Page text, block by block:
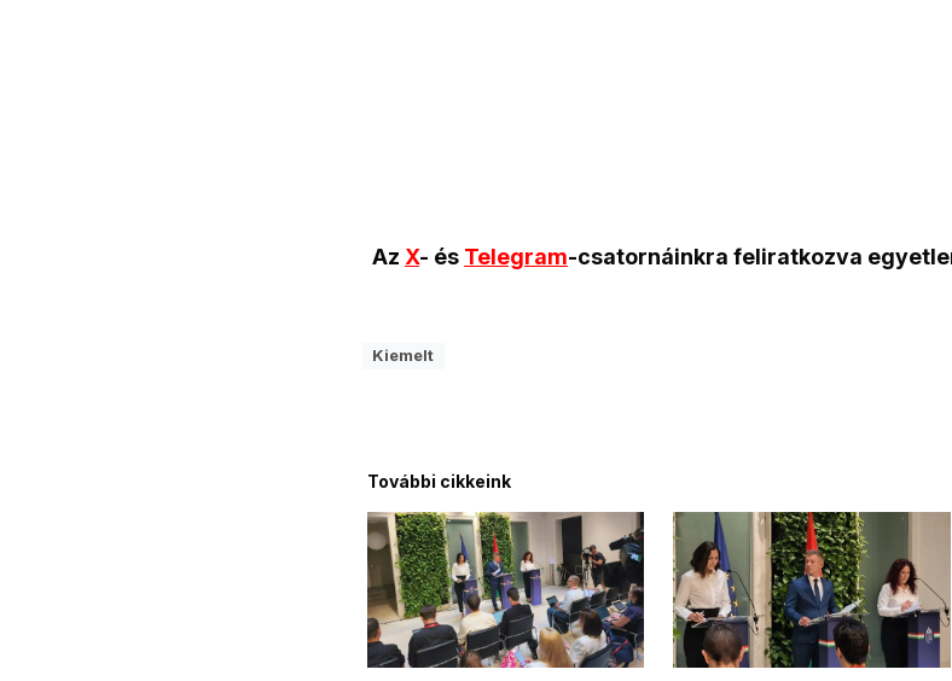
Az X- és Telegram-csatornáinkra feliratkozva
Kiemelt
További cikkeink